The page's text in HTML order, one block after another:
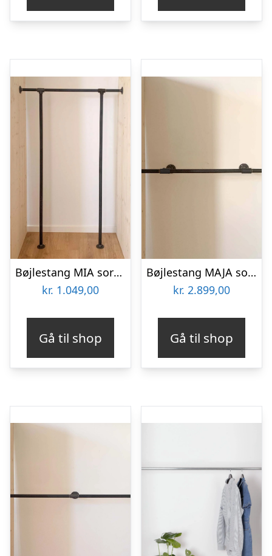
Bøjlestang MIA sort med hylde – Bestil på specialmål (hylden er ikke vist på billedet)
kr. 1.049,00
Gå til shop
Bøjlestang MAJA sort med messing – bestil på specialmål
kr. 2.899,00
Gå til shop